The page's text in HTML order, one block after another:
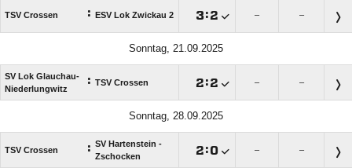
TSV Crossen : ESV Lok Zwickau 2 : – –
Sonntag, 21.09.2025
SV Lok Glauchau-
Niederlungwitz
: TSV Crossen : – –
Sonntag, 28.09.2025
TSV Crossen : SV Hartenstein -
Zschocken
: – –